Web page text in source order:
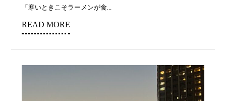
「寒いときこそラーメンが食...
READ MORE